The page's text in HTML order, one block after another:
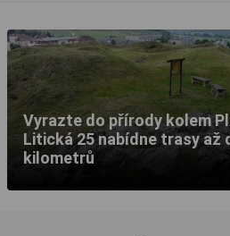
Vyrazte do přírody kolem
Litická 25 nabídne trasy až
kilometrů